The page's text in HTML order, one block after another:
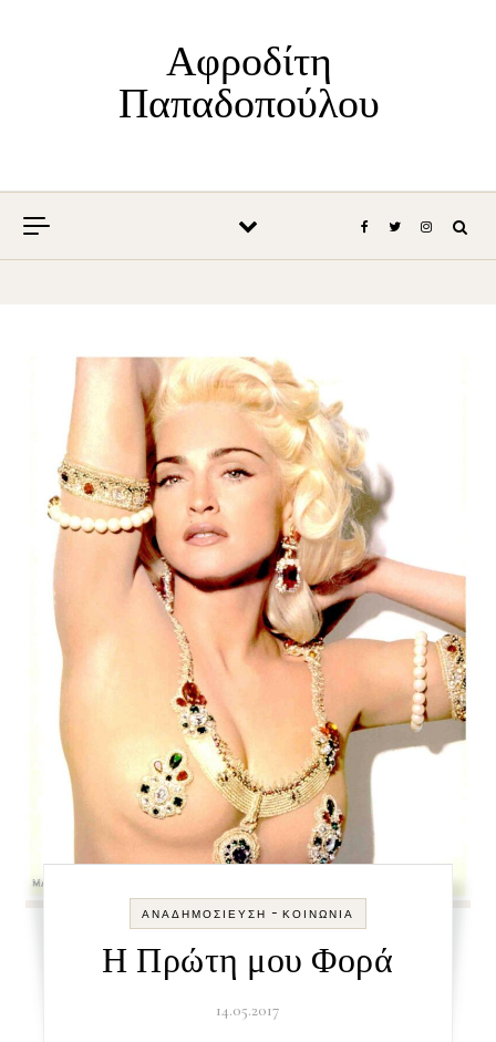
Αφροδίτη
Παπαδοπούλου
ΑΝΑΔΗΜΟΣΊΕΥΣΗ - ΚΟΙΝΩΝΊΑ
Η Πρώτη μου Φορά
14.05.2017